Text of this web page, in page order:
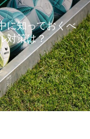
に知っておくべ
対策は？